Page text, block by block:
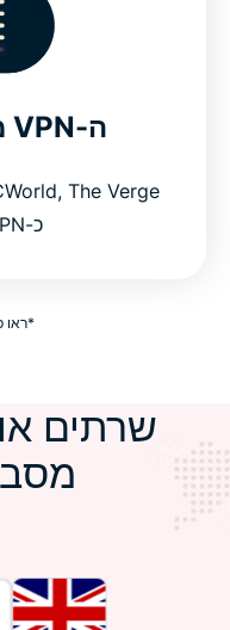
ה-VPN מספר 1 בעולם
כ-VPN הטוב ביותר.
*ראו
שרתים